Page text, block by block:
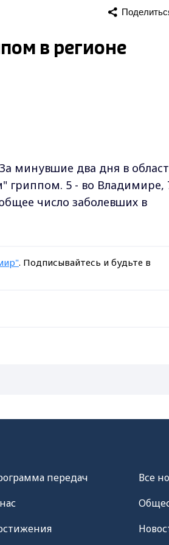
в регионе
минувшие два дня в
гриппом. 5 - во Владимире,
число заболевших в
. Подписывайтесь и будьте в
передач
Все